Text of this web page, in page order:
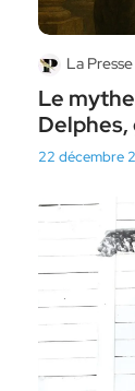
La Presse
Le
Delphes,
22 décembre